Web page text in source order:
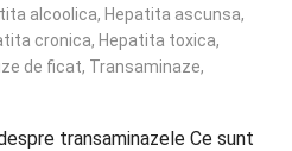
alcoolica, Hepatita ascunsa,
cronica, Hepatita toxica,
de ficat, Transaminaze,
transaminazele Ce sunt